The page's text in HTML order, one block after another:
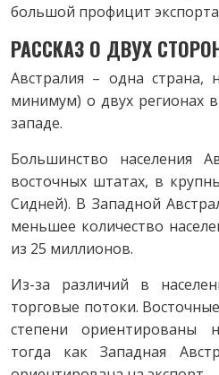
большой профицит
РАССКАЗ О ДВУХ
Австралия – одна страна,
минимум) о двух регионах
западе.
Большинство населения
восточных штатах, в
Сидней). В Западной
меньшее количество
из 25 миллионов.
Из-за различий в
торговые потоки.
степени ориентированы
тогда как Западная